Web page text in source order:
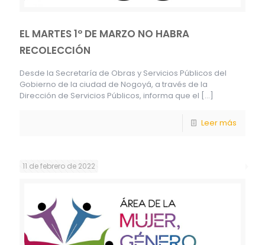
EL MARTES 1º DE MARZO NO HABRA
RECOLECCIÓN
Desde la Secretaría de Obras y Servicios Públicos del
Gobierno de la ciudad de Nogoyá, a través de la
Dirección de Servicios Públicos, informa que el […]
Leer más
11 de febrero de 2022